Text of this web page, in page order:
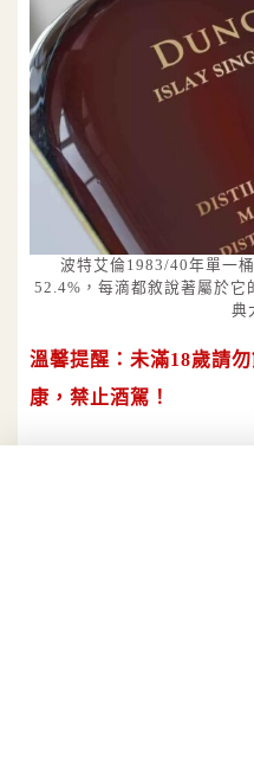
波特艾倫1983/40年單一
52.4%，每滴都敘說著屬於它
典
溫馨提醒：未滿18歲請
康，禁止酒駕！